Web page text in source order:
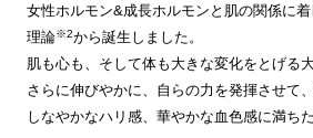
女性ホルモン&成長ホルモンと肌の関係に
理論※2から誕生しました。
肌も心も、そして体も大きな変化をとげる
さらに伸びやかに、自らの力を発揮させて
しなやかなハリ感、華やかな血色感に満ち